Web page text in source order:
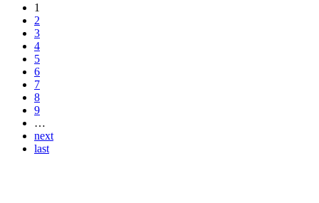
1
2
3
4
5
6
7
8
9
…
next
last